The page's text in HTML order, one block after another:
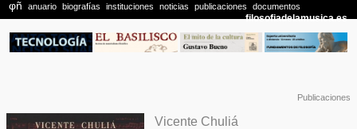
Publicaciones
Vicente Chuliá